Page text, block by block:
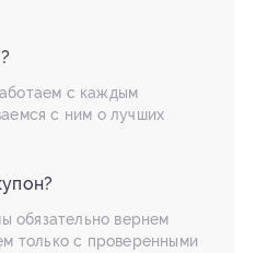
с каждым
с ним о лучших
обязательно вернем
только с проверенными